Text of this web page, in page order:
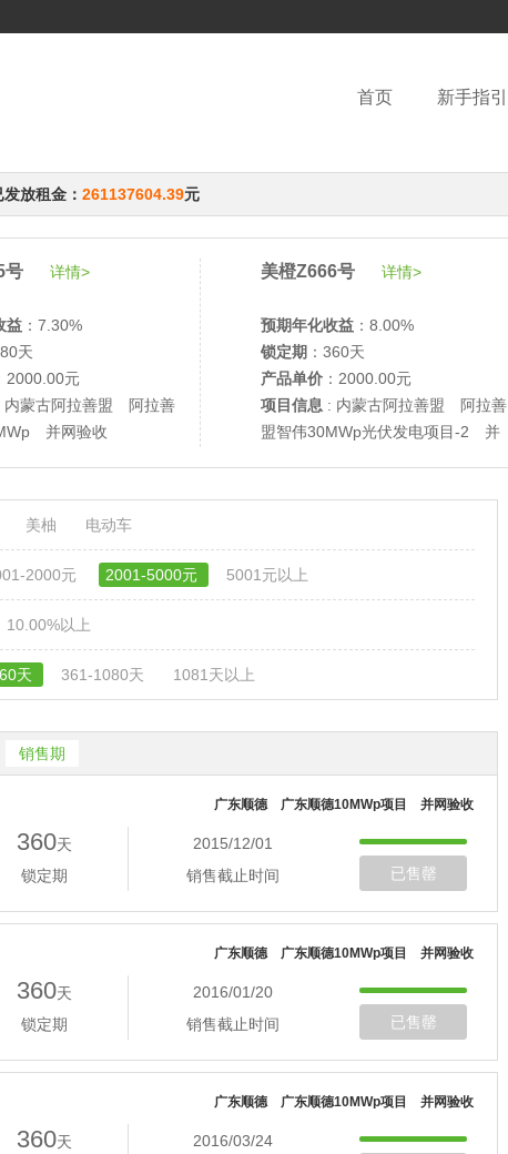
首页 新手指引
放租金： 261137604.39元
号 详情>
益 ：7.30%
天
2000.00元
内蒙古阿拉善盟 阿拉善
并网验收
美橙Z666号 详情>
预期年化收益 ：8.00%
锁定期 ：360天
产品单价 ：2000.00元
项目信息 : 内蒙古阿拉善盟 阿拉善
盟智伟30MWp光伏发电项目-2 并
美柚 电动车
2000元 2001-5000元 5001元以上
10.00%以上
天 361-1080天 1081天以上
销售期
广东顺德 广东顺德10MWp项目 并网验收
360天
锁定期
2015/12/01
销售截止时间
已售罄
广东顺德 广东顺德10MWp项目 并网验收
360天
锁定期
2016/01/20
销售截止时间
已售罄
广东顺德 广东顺德10MWp项目 并网验收
360天
2016/03/24